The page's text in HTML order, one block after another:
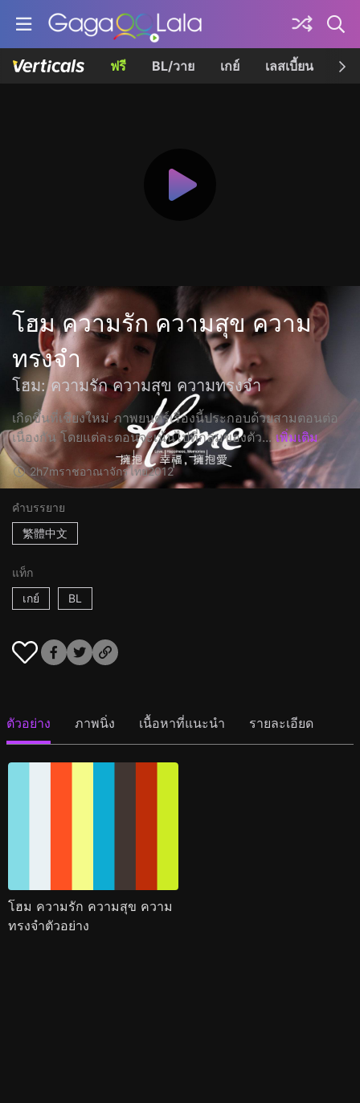
ฟรี BL/วาย เกย์ เลสเบี้ยน เค
โฮม ความรัก ความสุข ความ
ทรงจำ
โฮม: ความรัก ความสุข ความทรงจำ
เกิดขึ้นที่เชียงใหม่ ภาพยนตร์เรื่องนี้ประกอบด้วยสามตอนต่อ
เนื่องกัน โดยแต่ละตอนจะเน้นไปที่กลุ่มของตัว... เพิ่มเติม
2h7mราชอาณาจักรไทย2012
คำบรรยาย
繁體中文
แท็ก
เกย์
BL
ตัวอย่าง ภาพนิ่ง เนื้อหาที่แนะนำ รายละเอียด
โฮม ความรัก ความสุข ความ
ทรงจำตัวอย่าง